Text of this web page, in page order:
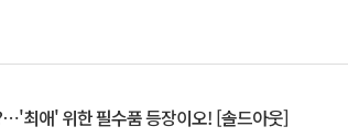
최애' 위한 필수품 등장이오! [솔드아웃]